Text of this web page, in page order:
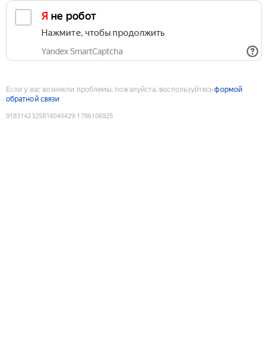
Я не робот
Нажмите, чтобы продолжить
Yandex SmartCaptcha
Если у вас возникли проблемы, пожалуйста, воспользуйтесьформой
обратной связи
9183142325816040429:1786106925